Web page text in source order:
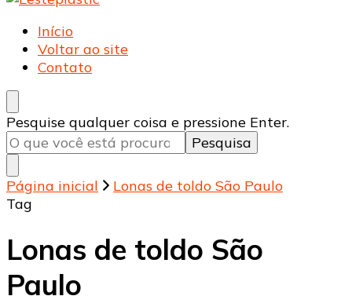
Lesteplastic
Blog – Lesteplastic
Lesteplastic
Blog – Lesteplastic
Início
Voltar ao site
Contato
Procurando
algo?
Pesquise qualquer coisa e pressione Enter.
Página inicial
Lonas de toldo São Paulo
Tag
Lonas de toldo São
Paulo